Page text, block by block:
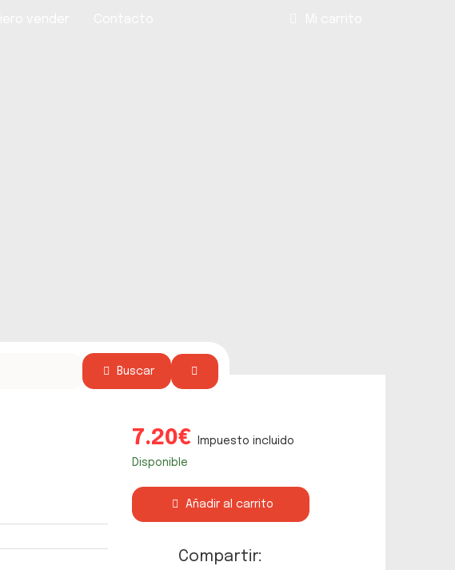
Buscar
7.20€
Impuesto incluido
Disponible
Añadir al carrito
Compartir: